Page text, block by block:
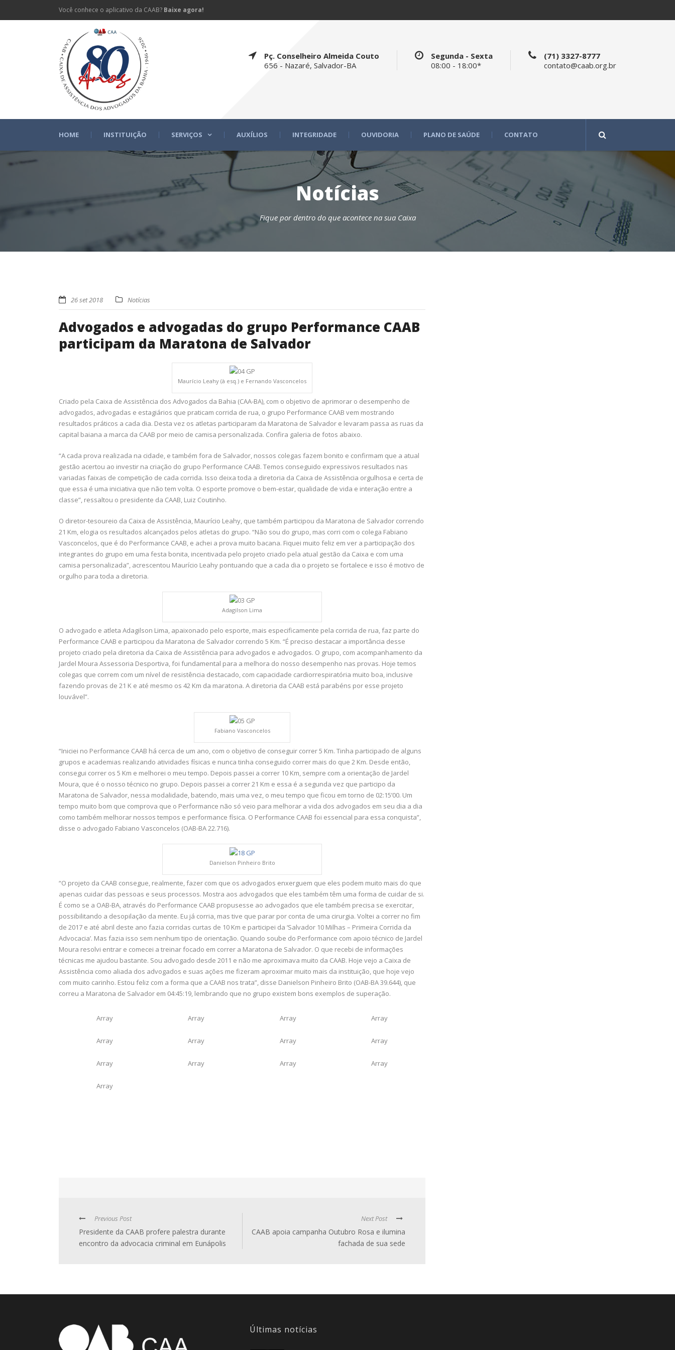
Você conhece o aplicativo da CAAB? Baixe agora!
Pç. Conselheiro Almeida Couto
656 - Nazaré, Salvador-BA
Segunda - Sexta
08:00 - 18:00*
(71) 3327-8777
contato@caab.org.br
HOME INSTITUIÇÃO SERVIÇOS AUXÍLIOS INTEGRIDADE OUVIDORIA PLANO DE SAÚDE CONTATO
Notícias
Fique por dentro do que acontece na sua Caixa
26 set 2018 Notícias
Advogados e advogadas do grupo Performance CAAB
participam da Maratona de Salvador
Maurício Leahy (à esq.) e Fernando Vasconcelos
Criado pela Caixa de Assistência dos Advogados da Bahia (CAA-BA), com o objetivo de aprimorar o desempenho de
advogados, advogadas e estagiários que praticam corrida de rua, o grupo Performance CAAB vem mostrando
resultados práticos a cada dia. Desta vez os atletas participaram da Maratona de Salvador e levaram passa as ruas da
capital baiana a marca da CAAB por meio de camisa personalizada. Confira galeria de fotos abaixo.
“A cada prova realizada na cidade, e também fora de Salvador, nossos colegas fazem bonito e confirmam que a atual
gestão acertou ao investir na criação do grupo Performance CAAB. Temos conseguido expressivos resultados nas
variadas faixas de competição de cada corrida. Isso deixa toda a diretoria da Caixa de Assistência orgulhosa e certa de
que essa é uma iniciativa que não tem volta. O esporte promove o bem-estar, qualidade de vida e interação entre a
classe”, ressaltou o presidente da CAAB, Luiz Coutinho.
O diretor-tesoureio da Caixa de Assistência, Maurício Leahy, que também participou da Maratona de Salvador correndo
21 Km, elogia os resultados alcançados pelos atletas do grupo. “Não sou do grupo, mas corri com o colega Fabiano
Vasconcelos, que é do Performance CAAB, e achei a prova muito bacana. Fiquei muito feliz em ver a participação dos
integrantes do grupo em uma festa bonita, incentivada pelo projeto criado pela atual gestão da Caixa e com uma
camisa personalizada”, acrescentou Maurício Leahy pontuando que a cada dia o projeto se fortalece e isso é motivo de
orgulho para toda a diretoria.
Adagilson Lima
O advogado e atleta Adagilson Lima, apaixonado pelo esporte, mais especificamente pela corrida de rua, faz parte do
Performance CAAB e participou da Maratona de Salvador correndo 5 Km. “É preciso destacar a importância desse
projeto criado pela diretoria da Caixa de Assistência para advogados e advogados. O grupo, com acompanhamento da
Jardel Moura Assessoria Desportiva, foi fundamental para a melhora do nosso desempenho nas provas. Hoje temos
colegas que correm com um nível de resistência destacado, com capacidade cardiorrespiratória muito boa, inclusive
fazendo provas de 21 K e até mesmo os 42 Km da maratona. A diretoria da CAAB está parabéns por esse projeto
louvável”.
Fabiano Vasconcelos
“Iniciei no Performance CAAB há cerca de um ano, com o objetivo de conseguir correr 5 Km. Tinha participado de alguns
grupos e academias realizando atividades físicas e nunca tinha conseguido correr mais do que 2 Km. Desde então,
consegui correr os 5 Km e melhorei o meu tempo. Depois passei a correr 10 Km, sempre com a orientação de Jardel
Moura, que é o nosso técnico no grupo. Depois passei a correr 21 Km e essa é a segunda vez que participo da
Maratona de Salvador, nessa modalidade, batendo, mais uma vez, o meu tempo que ficou em torno de 02:15’00. Um
tempo muito bom que comprova que o Performance não só veio para melhorar a vida dos advogados em seu dia a dia
como também melhorar nossos tempos e performance física. O Performance CAAB foi essencial para essa conquista”,
disse o advogado Fabiano Vasconcelos (OAB-BA 22.716).
Danielson Pinheiro Brito
“O projeto da CAAB consegue, realmente, fazer com que os advogados enxerguem que eles podem muito mais do que
apenas cuidar das pessoas e seus processos. Mostra aos advogados que eles também têm uma forma de cuidar de si.
É como se a OAB-BA, através do Performance CAAB propusesse ao advogados que ele também precisa se exercitar,
possibilitando a desopilação da mente. Eu já corria, mas tive que parar por conta de uma cirurgia. Voltei a correr no fim
de 2017 e até abril deste ano fazia corridas curtas de 10 Km e participei da ‘Salvador 10 Milhas – Primeira Corrida da
Advocacia’. Mas fazia isso sem nenhum tipo de orientação. Quando soube do Performance com apoio técnico de Jardel
Moura resolvi entrar e comecei a treinar focado em correr a Maratona de Salvador. O que recebi de informações
técnicas me ajudou bastante. Sou advogado desde 2011 e não me aproximava muito da CAAB. Hoje vejo a Caixa de
Assistência como aliada dos advogados e suas ações me fizeram aproximar muito mais da instituição, que hoje vejo
com muito carinho. Estou feliz com a forma que a CAAB nos trata”, disse Danielson Pinheiro Brito (OAB-BA 39.644), que
correu a Maratona de Salvador em 04:45:19, lembrando que no grupo existem bons exemplos de superação.
Array Array Array Array
Array Array Array Array
Array Array Array Array
Array
Previous Post
Presidente da CAAB profere palestra durante
encontro da advocacia criminal em Eunápolis
Next Post
CAAB apoia campanha Outubro Rosa e ilumina
fachada de sua sede
Últimas notícias